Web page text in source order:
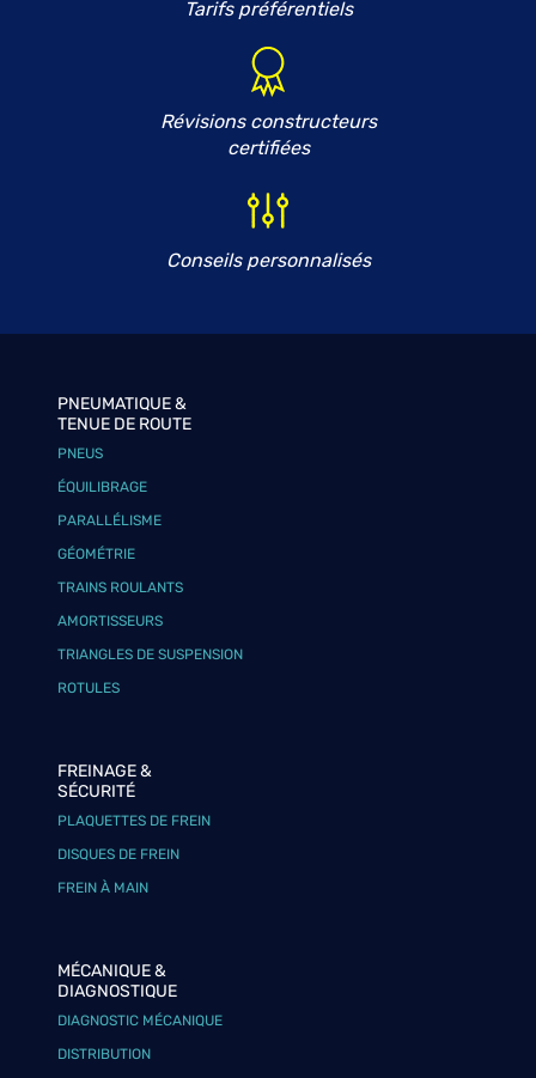
Tarifs préférentiels
Révisions constructeurs
certifiées
Conseils personnalisés
PNEUMATIQUE &
TENUE DE ROUTE
PNEUS
ÉQUILIBRAGE
PARALLÉLISME
GÉOMÉTRIE
TRAINS ROULANTS
AMORTISSEURS
TRIANGLES DE SUSPENSION
ROTULES
FREINAGE &
SÉCURITÉ
PLAQUETTES DE FREIN
DISQUES DE FREIN
FREIN À MAIN
MÉCANIQUE &
DIAGNOSTIQUE
DIAGNOSTIC MÉCANIQUE
DISTRIBUTION